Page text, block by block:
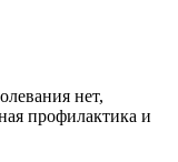
нет,
профилактика и